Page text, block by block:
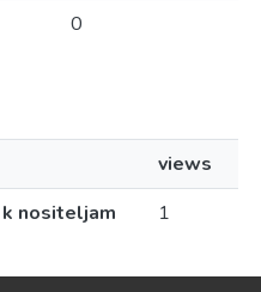
0
views
nositeljam
1